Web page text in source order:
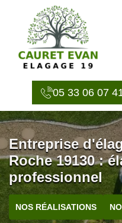
05 33 06 07
Entreprise
Roche 19130 :
professionnel
NOS RÉALISATIONS